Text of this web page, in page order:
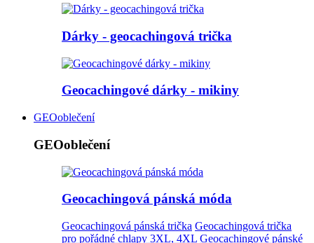
Dárky - geocachingová trička
Geocachingové dárky - mikiny
GEOoblečení
GEOoblečení
Geocachingová pánská móda
Geocachingová pánská trička Geocachingová trička
pro pořádné chlapy 3XL, 4XL Geocachingové pánské